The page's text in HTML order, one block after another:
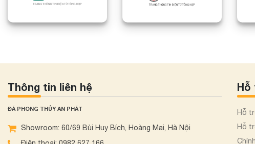
Thông tin liên hệ
ĐÁ PHONG THỦY AN PHÁT
Showroom: 60/69 Bùi Huy Bích, Hoàng Mai, Hà Nội
Hỗ
Hỗ